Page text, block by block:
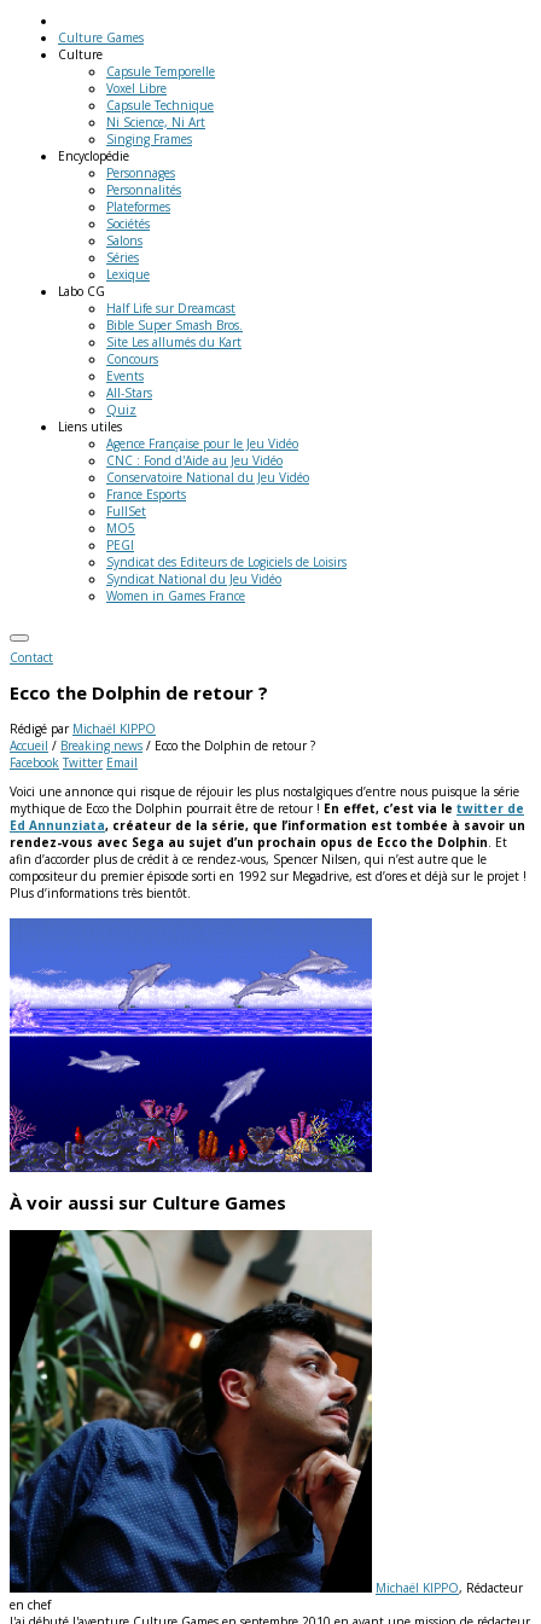
Culture Games
Culture
Capsule Temporelle
Voxel Libre
Capsule Technique
Ni Science, Ni Art
Singing Frames
Encyclopédie
Personnages
Personnalités
Plateformes
Sociétés
Salons
Séries
Lexique
Labo CG
Half Life sur Dreamcast
Bible Super Smash Bros.
Site Les allumés du Kart
Concours
Events
All-Stars
Quiz
Liens utiles
Agence Française pour le Jeu Vidéo
CNC : Fond d'Aide au Jeu Vidéo
Conservatoire National du Jeu Vidéo
France Esports
FullSet
MO5
PEGI
Syndicat des Editeurs de Logiciels de Loisirs
Syndicat National du Jeu Vidéo
Women in Games France
Contact
Ecco the Dolphin de retour ?
Rédigé par Michaël KIPPO
Accueil / Breaking news / Ecco the Dolphin de retour ?
Facebook Twitter Email
Voici une annonce qui risque de réjouir les plus nostalgiques d’entre nous puisque la série
mythique de Ecco the Dolphin pourrait être de retour ! En effet, c’est via le twitter de
Ed Annunziata, créateur de la série, que l’information est tombée à savoir un
rendez-vous avec Sega au sujet d’un prochain opus de Ecco the Dolphin. Et
afin d’accorder plus de crédit à ce rendez-vous, Spencer Nilsen, qui n’est autre que le
compositeur du premier épisode sorti en 1992 sur Megadrive, est d’ores et déjà sur le projet !
Plus d’informations très bientôt.
À voir aussi sur Culture Games
Michaël KIPPO, Rédacteur
en chef